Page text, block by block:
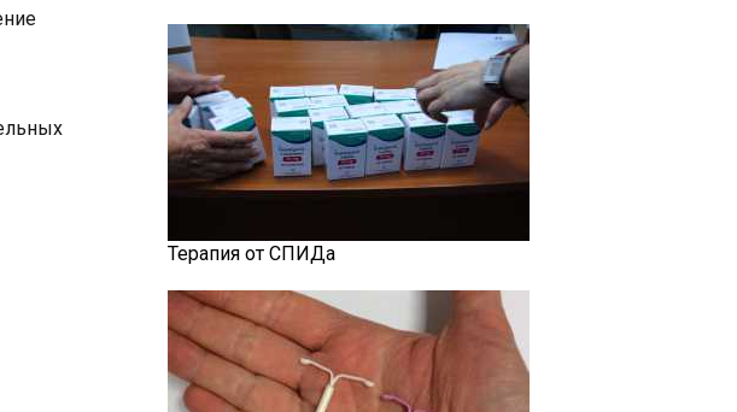
Терапия от СПИДа